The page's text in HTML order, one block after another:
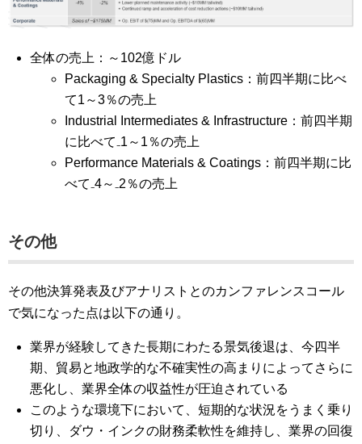
全体の売上：～102億ドル
Packaging & Specialty Plastics：前四半期に比べ
て1～3％の売上
Industrial Intermediates & Infrastructure：前四半期
に比べて₋1～1％の売上
Performance Materials & Coatings：前四半期に比
べて₋4～₋2％の売上
その他
その他決算発表及びアナリストとのカンファレンスコール
で気になった点は以下の通り。
業界が経験してきた長期にわたる景気後退は、今四半
期、貿易と地政学的な不確実性の高まりによってさらに
悪化し、業界全体の収益性が圧迫されている
このような環境下において、短期的な状況をうまく乗り
切り、ダウ・インクの財務柔軟性を維持し、業界の回復